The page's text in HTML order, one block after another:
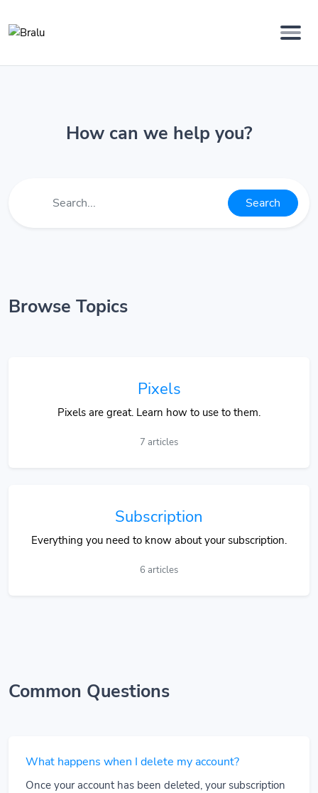
How can we help you?
Search
Browse Topics
Pixels
Pixels are great. Learn how to use to them.
7 articles
Subscription
Everything you need to know about your subscription.
6 articles
Common Questions
What happens when I delete my account?
Once your account has been deleted, your subscription